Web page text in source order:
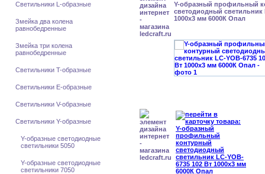
Светильники L-образные
Змейка два колена
равнобедренные
Змейка три колена
равнобедренные
Светильники T-образные
Светильники E-образные
Светильники V-образные
Светильники Y-образные
Y-образные светодиодные
светильники 5050
Y-образные светодиодные
светильники 7050
Y-образный профильный
cветодиодный светильник
1000x3 мм 6000К Опал